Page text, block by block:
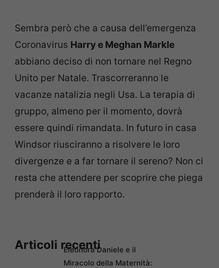
Sembra però che a causa dell’emergenza
Coronavirus Harry e Meghan Markle
abbiano deciso di non tornare nel Regno
Unito per Natale. Trascorreranno le
vacanze natalizia negli Usa. La terapia di
gruppo, almeno per il momento, dovrà
essere quindi rimandata. In futuro in casa
Windsor riusciranno a risolvere le loro
divergenze e a far tornare il sereno? Non ci
resta che attendere per scoprire che piega
prenderà il loro rapporto.
Articoli recentiEleonora Daniele e il
Miracolo della Maternità: